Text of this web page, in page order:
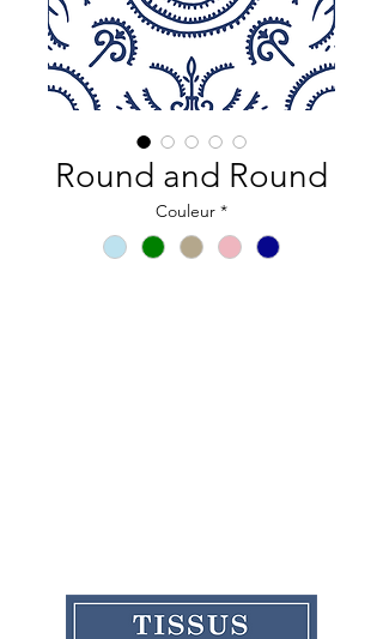
Round and Round
Couleur *